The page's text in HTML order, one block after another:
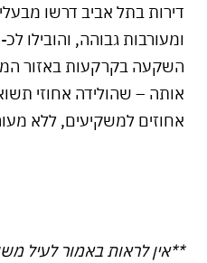
דירות בתל אביב דרשו
השקעה בקרקעות באזור
אותה – שהולידה אחוזי
אחוזים למשקיעים, ללא
**אין לראות באמור לעיל